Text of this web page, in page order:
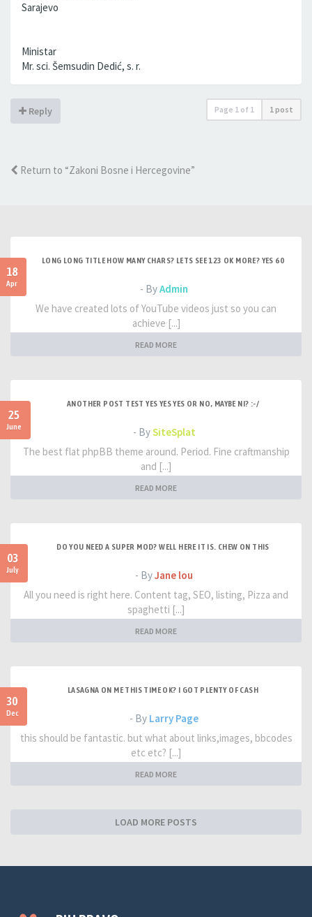
Sarajevo
Ministar
Mr. sci. Šemsudin Dedić, s. r.
Reply Page 1 of 1 1 post
Return to “Zakoni Bosne i Hercegovine”
18
Apr
LONG LONG TITLE HOW MANY CHARS? LETS SEE 123 OK MORE? YES 60
- ByAdmin
We have created lots of YouTube videos just so you can
achieve [...]
READ MORE
25
June
ANOTHER POST TEST YES YES YES OR NO, MAYBE NI? :-/
- BySiteSplat
The best flat phpBB theme around. Period. Fine craftmanship
and [...]
READ MORE
03
July
DO YOU NEED A SUPER MOD? WELL HERE IT IS. CHEW ON THIS
- ByJane lou
All you need is right here. Content tag, SEO, listing, Pizza and
spaghetti [...]
READ MORE
30
Dec
LASAGNA ON ME THIS TIME OK? I GOT PLENTY OF CASH
- By Larry Page
this should be fantastic. but what about links,images, bbcodes
etc etc? [...]
READ MORE
LOAD MORE POSTS